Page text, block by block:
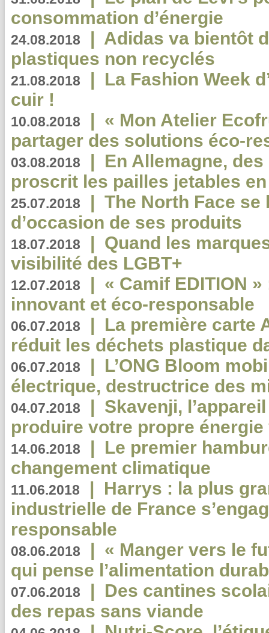
consommation d’énergie
24.08.2018 | Adidas va bientôt
plastiques non recyclés
21.08.2018 | La Fashion Week
cuir !
10.08.2018 | « Mon Atelier
partager des solutions éco-
03.08.2018 | En Allemagne,
proscrit les pailles jetables
25.07.2018 | The North Face se
d’occasion de ses produits
18.07.2018 | Quand les
visibilité des LGBT+
12.07.2018 | « Camif EDITION
innovant et éco-responsable
06.07.2018 | La première carte
réduit les déchets plastique
06.07.2018 | L’ONG Bloom
électrique, destructrice des
04.07.2018 | Skavenji,
produire votre propre
14.06.2018 | Le premier
changement climatique
11.06.2018 | Harrys : la plus
industrielle de France
responsable
08.06.2018 | « Manger vers le
qui pense l’alimentation
07.06.2018 | Des cantines
des repas sans viande